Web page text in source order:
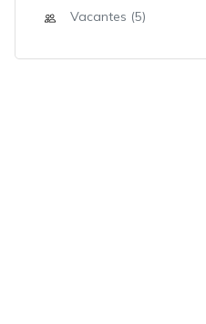
Vacantes (5)